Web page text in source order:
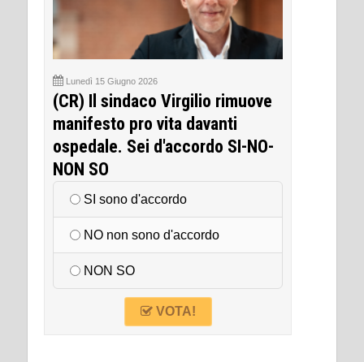
Lunedì 15 Giugno 2026
(CR) Il sindaco Virgilio rimuove
manifesto pro vita davanti
ospedale. Sei d'accordo SI-NO-
NON SO
SI sono d'accordo
NO non sono d'accordo
NON SO
VOTA!